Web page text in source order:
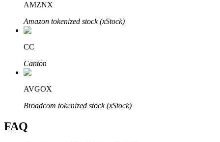
Affiliés Bitrue
Jusqu'à 65 % de commissions !
AMZNX
Amazon tokenized stock (xStock)
CC
Canton
AVGOX
Broadcom tokenized stock (xStock)
FAQ